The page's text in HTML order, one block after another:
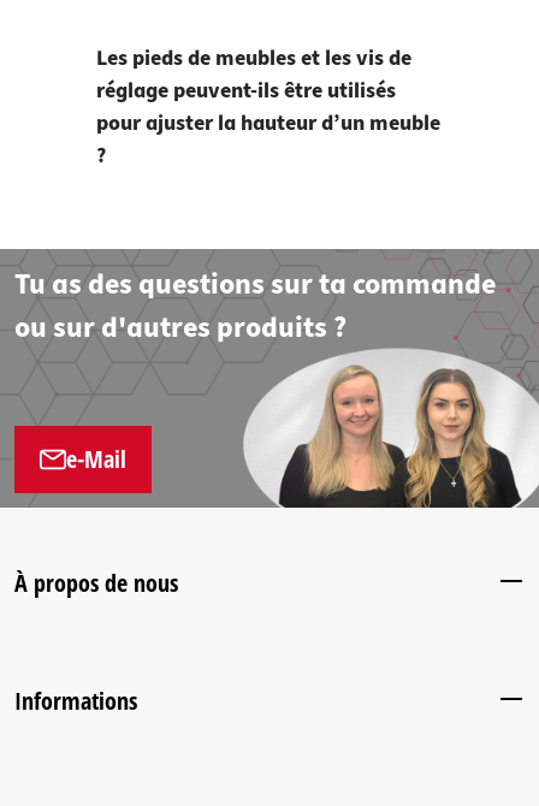
Les pieds de meubles et les vis de
réglage peuvent-ils être utilisés
pour ajuster la hauteur d’un meuble
?
Tu as des questions sur ta commande
ou sur d'autres produits ?
e-Mail
À propos de nous
Informations